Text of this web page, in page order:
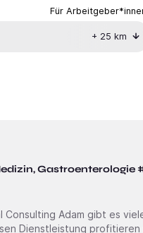
Für
+ 25 km
Gastroenterologie
Adam gibt es
Dienstleistung